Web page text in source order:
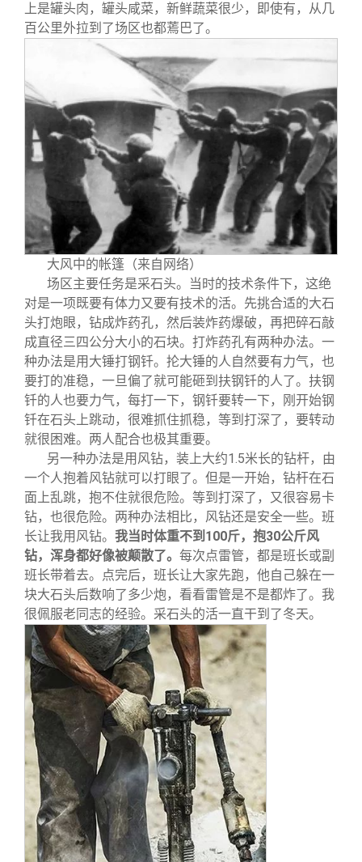
上是罐头肉，罐头咸菜，新鲜蔬菜很少，即使有，从几
百公里外拉到了场区也都蔫巴了。
大风中的帐篷（来自网络）
场区主要任务是采石头。当时的技术条件下，这绝
对是一项既要有体力又要有技术的活。先挑合适的大石
头打炮眼，钻成炸药孔，然后装炸药爆破，再把碎石敲
成直径三四公分大小的石块。打炸药孔有两种办法。一
种办法是用大锤打钢钎。抡大锤的人自然要有力气，也
要打的准稳，一旦偏了就可能砸到扶钢钎的人了。扶钢
钎的人也要力气，每打一下，钢钎要转一下，刚开始钢
钎在石头上跳动，很难抓住抓稳，等到打深了，要转动
就很困难。两人配合也极其重要。
另一种办法是用风钻，装上大约1.5米长的钻杆，由
一个人抱着风钻就可以打眼了。但是一开始，钻杆在石
面上乱跳，抱不住就很危险。等到打深了，又很容易卡
钻，也很危险。两种办法相比，风钻还是安全一些。班
长让我用风钻。 我当时体重不到100斤，抱30公斤风
钻，浑身都好像被颠散了。 每次点雷管，都是班长或副
班长带着去。点完后，班长让大家先跑，他自己躲在一
块大石头后数响了多少炮，看看雷管是不是都炸了。我
很佩服老同志的经验。采石头的活一直干到了冬天。